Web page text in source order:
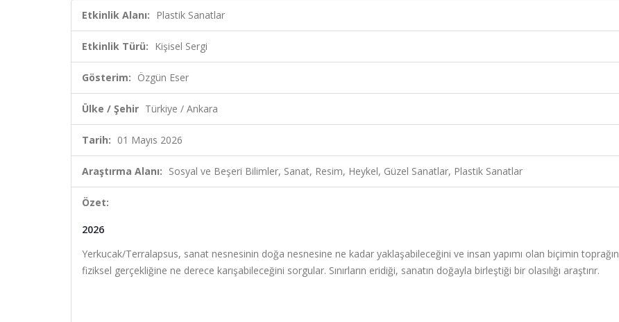
Etkinlik Alanı: Plastik Sanatlar
Etkinlik Türü: Kişisel Sergi
Gösterim: Özgün Eser
Ülke / Şehir Türkiye / Ankara
Tarih: 01 Mayıs 2026
Araştırma Alanı: Sosyal ve Beşeri Bilimler, Sanat, Resim, Heykel, Güzel Sanatlar, Plastik Sanatlar
Özet:
2026
Yerkucak/Terralapsus, sanat nesnesinin doğa nesnesine ne kadar yaklaşabileceğini ve insan yapımı olan biçimin toprağın
fiziksel gerçekliğine ne derece karışabileceğini sorgular. Sınırların eridiği, sanatın doğayla birleştiği bir olasılığı araştırır.